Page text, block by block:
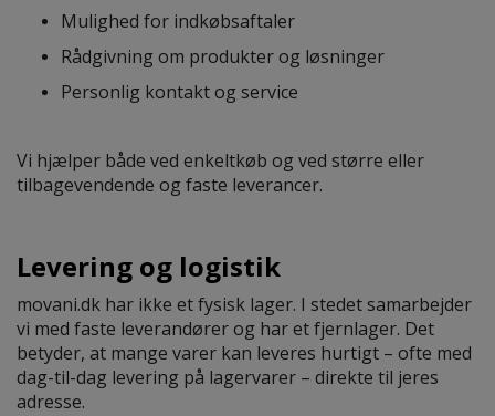
Mulighed for indkøbsaftaler
Rådgivning om produkter og løsninger
Personlig kontakt og service
Vi hjælper både ved enkeltkøb og ved større eller
tilbagevendende og faste leverancer.
Levering og logistik
movani.dk har ikke et fysisk lager. I stedet samarbejder
vi med faste leverandører og har et fjernlager. Det
betyder, at mange varer kan leveres hurtigt – ofte med
dag-til-dag levering på lagervarer – direkte til jeres
adresse.